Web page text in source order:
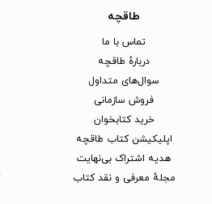
طاقچه
تماس با ما
دربارهٔ طاقچه
سوال‌های متداول
فروش سازمانی
خرید کتابخوان
اپلیکیشن کتاب طاقچه
هدیه اشتراک بی‌نهایت
مجلهٔ معرفی و نقد کتاب